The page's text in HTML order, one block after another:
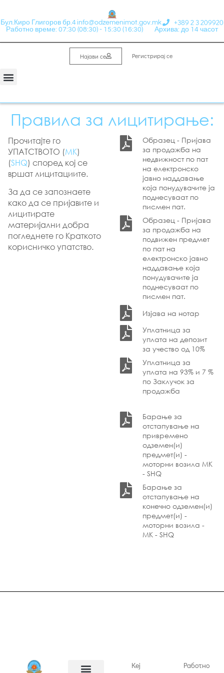
Бул.Киро Глигоров бр.4 info@odzemenimot.gov.mk +389 2 3 209920
Работно време: 07:30 (08:30) - 15:30 (16:30) Архива: до 14 часот
Најави се Регистрирај се
Правила за лицитирање:
Прочитајте го
УПАТСТВОТО (МК)
(SHQ) според кој се
вршат лицитациите.
За да се запознаете
како да се пријавите и
лицитирате
материјални добра
погледнете го Краткото
корисничко упатство.
Образец - Пријава
за продажба на
недвижност по пат
на електронско
јавно наддавање
која понудувачите ја
поднесуваат по
писмен пат.
Образец - Пријава
за продажба на
подвижен предмет
по пат на
електронско јавно
наддавање која
понудувачите ја
поднесуваат по
писмен пат.
Изјава на нотар
Уплатница за
уплата на депозит
за учество од 10%
Уплатница за
уплата на 93% и 7 %
по Заклучок за
продажба
Барање за
отстапување на
привремено
одземен(и)
предмет(и) -
моторни возила МК
- SHQ
Барање за
отстапување на
конечно одземен(и)
предмет(и) -
моторни возила -
МК - SHQ
Кеј
Работно